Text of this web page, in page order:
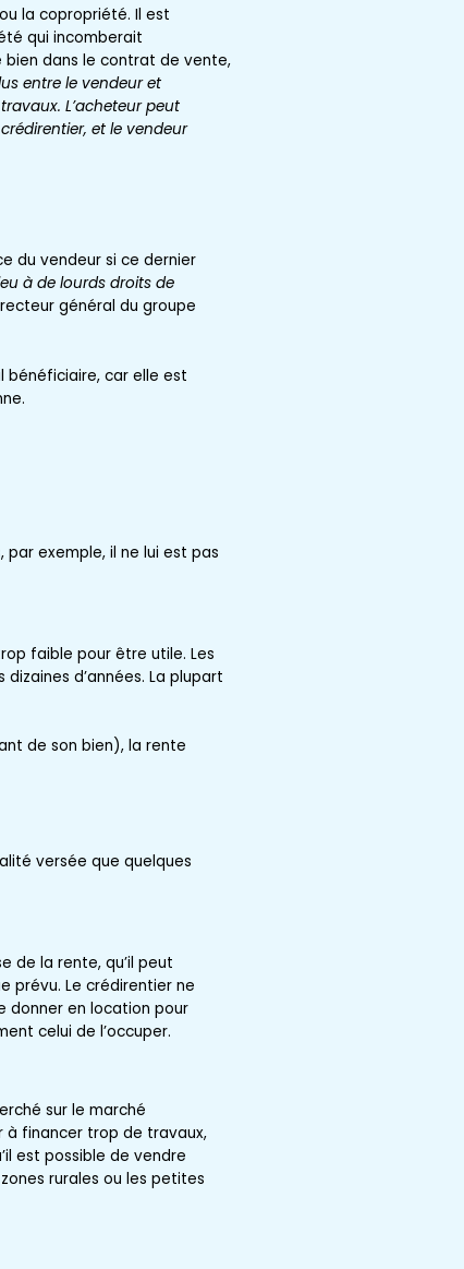
la copropriété. Il est
qui incomberait
dans le contrat de vente,
entre le vendeur et
L’acheteur peut
et le vendeur
du vendeur si ce dernier
à de lourds droits de
général du groupe
bénéficiaire, car elle est
exemple, il ne lui est pas
faible pour être utile. Les
d’années. La plupart
de son bien), la rente
versée que quelques
de la rente, qu’il peut
prévu. Le crédirentier ne
donner en location pour
celui de l’occuper.
sur le marché
à financer trop de travaux,
est possible de vendre
rurales ou les petites